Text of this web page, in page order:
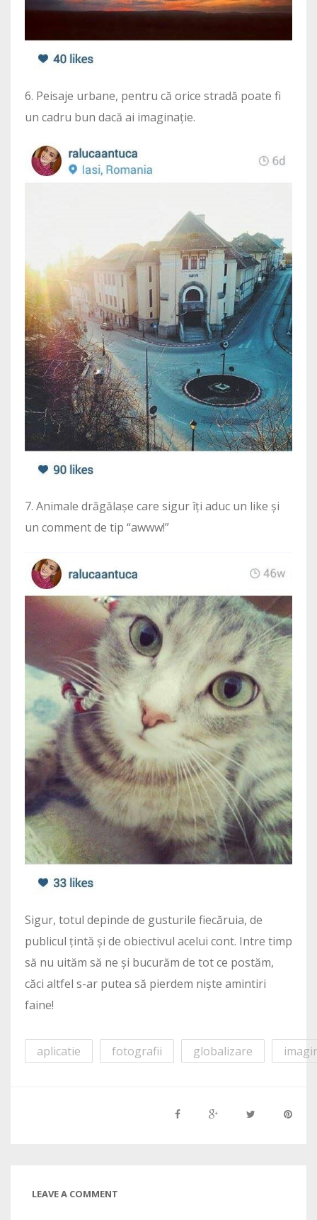
6. Peisaje urbane, pentru că orice stradă poate fi
un cadru bun dacă ai imaginație.
7. Animale drăgălașe care sigur îți aduc un like și
un comment de tip “awww!”
Sigur, totul depinde de gusturile fiecăruia, de
publicul țintă și de obiectivul acelui cont. Intre timp
să nu uităm să ne și bucurăm de tot ce postăm,
căci altfel s-ar putea să pierdem niște amintiri
faine!
aplicatie fotografii globalizare
LEAVE A COMMENT